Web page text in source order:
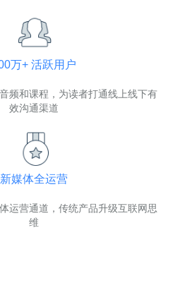
万+ 活跃用户
频和课程，为读者打通线上线下有
效沟通渠道
新媒体全运营
运营通道，传统产品升级互联网思
维